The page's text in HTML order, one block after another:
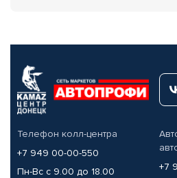
Телефон колл-центра
+7 949 00-00-550
Пн-Вс с 9.00 до 18.00
+7